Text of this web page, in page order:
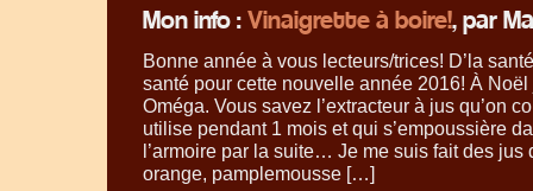
Mon info :Vinaigrette à boire!, par
Bonne année à vous lecteurs/trices! D’la
santé pour cette nouvelle année 2016! À Noël
Oméga. Vous savez l’extracteur à jus qu’on
utilise pendant 1 mois et qui s’empoussière
l’armoire par la suite… Je me suis fait des jus
orange, pamplemousse […]